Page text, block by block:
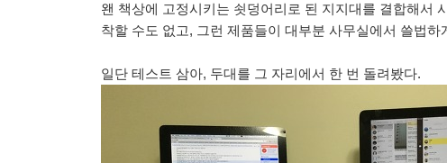
왠 책상에 고정시키는 쇳덩어리로 된 지지대를 결합해서
착할 수도 없고, 그런 제품들이 대부분 사무실에서 쓸법하
일단 테스트 삼아, 두대를 그 자리에서 한 번 돌려봤다.